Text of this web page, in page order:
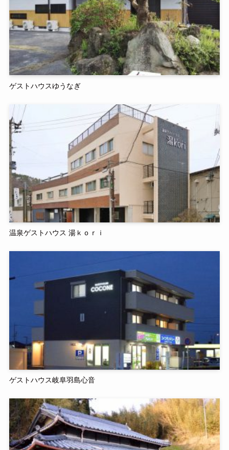
ゲストハウスゆうなぎ
温泉ゲストハウス 湯ｋｏｒｉ
ゲストハウス岐阜羽島心音